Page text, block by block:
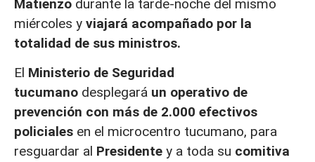
Matienzo durante la tarde-noche del mismo
miércoles y viajará acompañado por la
totalidad de sus ministros.
El Ministerio de Seguridad
tucumano desplegará un operativo de
prevención con más de 2.000 efectivos
policiales en el microcentro tucumano, para
resguardar al Presidente y a toda su comitiva